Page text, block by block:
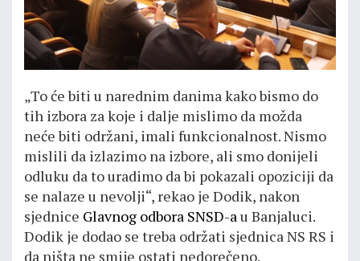
„To će biti u narednim danima kako bismo do
tih izbora za koje i dalje mislimo da možda
neće biti održani, imali funkcionalnost. Nismo
mislili da izlazimo na izbore, ali smo donijeli
odluku da to uradimo da bi pokazali opoziciji da
se nalaze u nevolji“, rekao je Dodik, nakon
sjednice Glavnog odbora SNSD-au Banjaluci.
Dodik je dodao se treba održati sjednica NS RS i
da ništa ne smije ostati nedorečeno.